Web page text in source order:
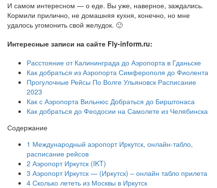
И самом интересном — о еде. Вы уже, наверное, заждались.
Кормили прилично, не домашняя кухня, конечно, но мне
удалось угомонить свой желудок. 🙂
Интересные записи на сайте Fly-inform.ru:
Расстояние от Калининграда до Аэропорта в Гданьске
Как добраться из Аэропорта Симферополя до Фиолента
Прогулочные Рейсы По Волге Ульяновск Расписание
2023
Как с Аэропорта Вильнюс Добраться до Бирштонаса
Как добраться до Феодосии на Самолете из Челябинска
Содержание
1 Международный аэропорт Иркутск, онлайн-табло,
расписание рейсов
2 Аэропорт Иркутск (IKT)
3 Аэропорт Иркутск — (Иркутск) – онлайн табло прилета
4 Сколько лететь из Москвы в Иркутск